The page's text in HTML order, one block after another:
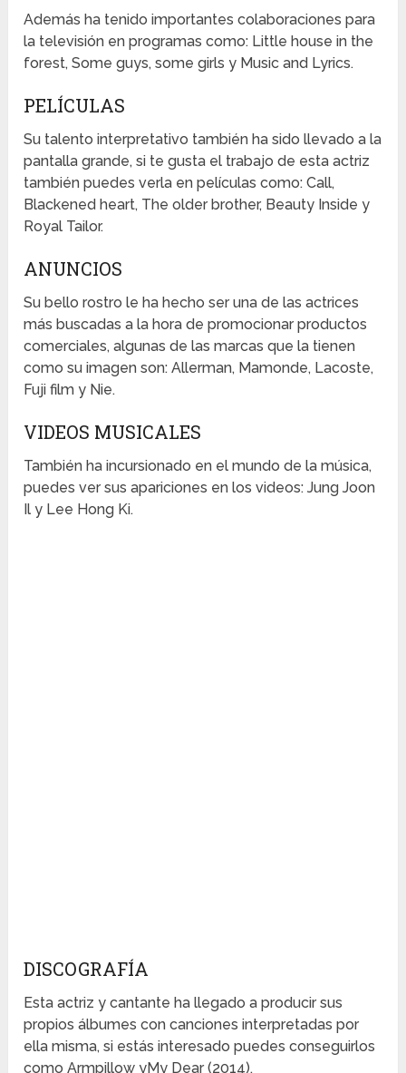
Además ha tenido importantes colaboraciones para
la televisión en programas como: Little house in the
forest, Some guys, some girls y Music and Lyrics.
PELÍCULAS
Su talento interpretativo también ha sido llevado a la
pantalla grande, si te gusta el trabajo de esta actriz
también puedes verla en películas como: Call,
Blackened heart, The older brother, Beauty Inside y
Royal Tailor.
ANUNCIOS
Su bello rostro le ha hecho ser una de las actrices
más buscadas a la hora de promocionar productos
comerciales, algunas de las marcas que la tienen
como su imagen son: Allerman, Mamonde, Lacoste,
Fuji film y Nie.
VIDEOS MUSICALES
También ha incursionado en el mundo de la música,
puedes ver sus apariciones en los videos: Jung Joon
Il y Lee Hong Ki.
DISCOGRAFÍA
Esta actriz y cantante ha llegado a producir sus
propios álbumes con canciones interpretadas por
ella misma, si estás interesado puedes conseguirlos
como Armpillow yMy Dear (2014).